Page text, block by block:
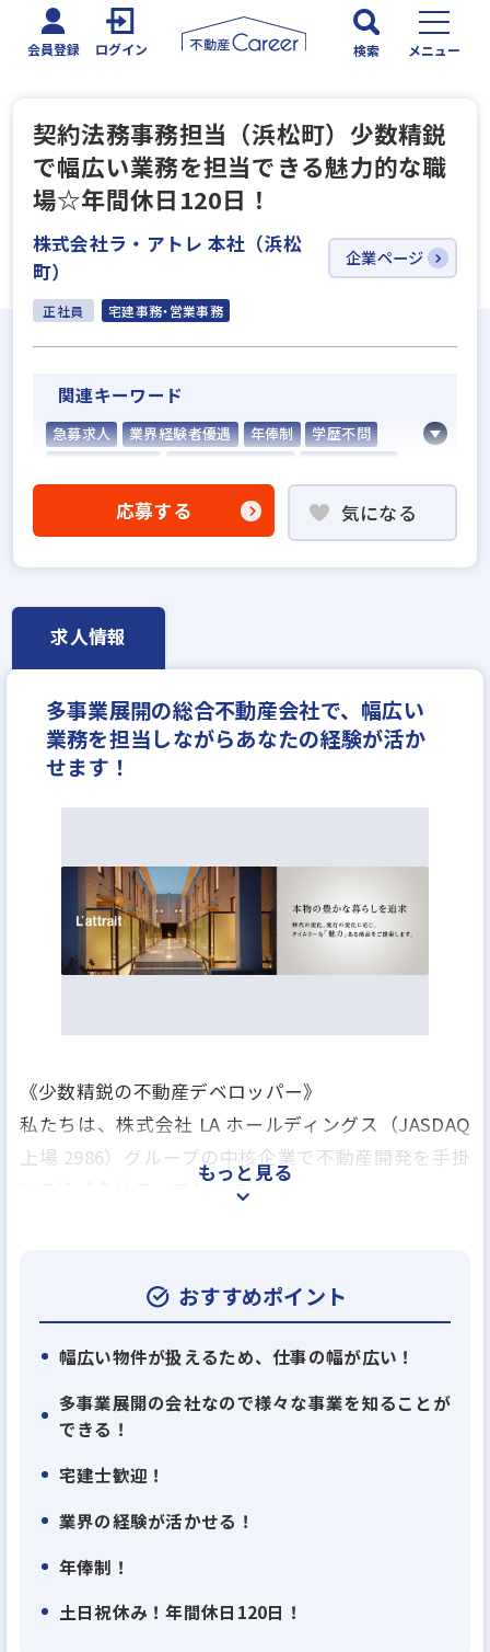
会員登録 ログイン 検索 メニュー
契約法務事務担当（浜松町）少数精鋭
で幅広い業務を担当できる魅力的な職
場☆年間休日120日！
株式会社ラ・アトレ 本社（浜松
町）
企業ページ
正社員 宅建事務・営業事務
関連キーワード
急募求人 業界経験者優遇 年俸制
学歴不問
応募する 気になる
求人情報
多事業展開の総合不動産会社で、幅広い
業務を担当しながらあなたの経験が活か
せます！
《少数精鋭の不動産デベロッパー》
私たちは、株式会社 LA ホールディングス（JASDAQ
上場 2986）グループの中核企業で不動産開発を⼿掛
ける株式会社ラ・アトレです。
マンションの開発、都⼼⼀等地における都市型商業
施設や⻑期滞在型ホテルの開発など、幅広い分野で
多様な開発を⼿掛けています。
⼤切にしているのは《量》より《アイデア》と
型に捉われることなく不動産の価値を最⼤限に⾼め
ることにこだわる、少数精鋭の不動産デベロッパー
★私たちのビジョン・⽬指しているもの
もっと見る
おすすめポイント
幅広い物件が扱えるため、仕事の幅が広い！
多事業展開の会社なので様々な事業を知ることが
できる！
宅建士歓迎！
業界の経験が活かせる！
年俸制！
土日祝休み！年間休日120日！